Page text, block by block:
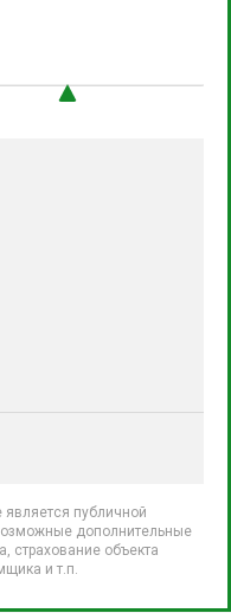
публичной
дополнительные
страхование объекта
и т.п.